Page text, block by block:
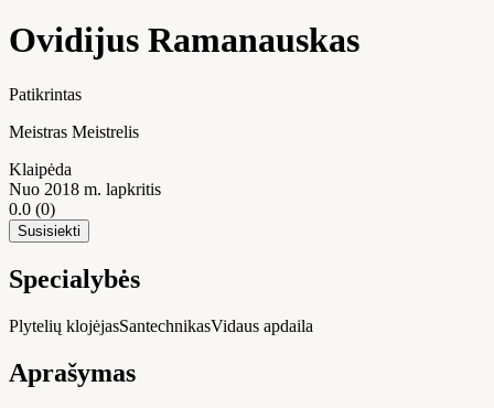
Ovidijus Ramanauskas
Patikrintas
Meistras Meistrelis
Klaipėda
Nuo 2018 m. lapkritis
0.0 (0)
Susisiekti
Specialybės
Plytelių klojėjasSantechnikasVidaus apdaila
Aprašymas